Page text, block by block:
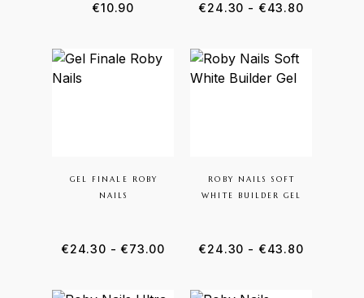
€10.90 €24.30 - €43.80
GEL FINALE ROBY
NAILS
€24.30 - €73.00
ROBY NAILS SOFT
WHITE BUILDER GEL
€24.30 - €43.80